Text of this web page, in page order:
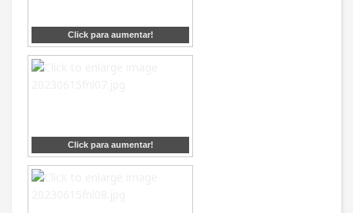
Click para aumentar!
Click para aumentar!